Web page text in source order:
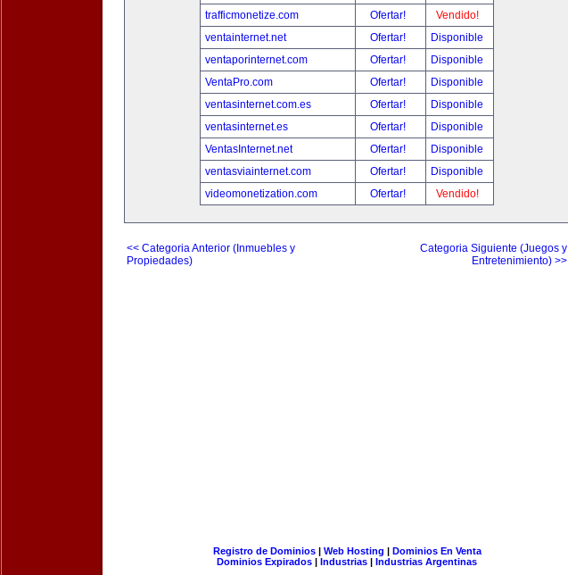
trafficmonetize.com
Ofertar!
Vendido!
ventainternet.net
Ofertar!
Disponible
ventaporinternet.com
Ofertar!
Disponible
VentaPro.com
Ofertar!
Disponible
ventasinternet.com.es
Ofertar!
Disponible
ventasinternet.es
Ofertar!
Disponible
VentasInternet.net
Ofertar!
Disponible
ventasviainternet.com
Ofertar!
Disponible
videomonetization.com
Ofertar! Vendido!
<< Categoria Anterior (Inmuebles y
Propiedades)
Categoria Siguiente (Juegos y
Entretenimiento) >>
Registro de Dominios| Web Hosting | Dominios En Venta
Dominios Expirados | Industrias | Industrias Argentinas